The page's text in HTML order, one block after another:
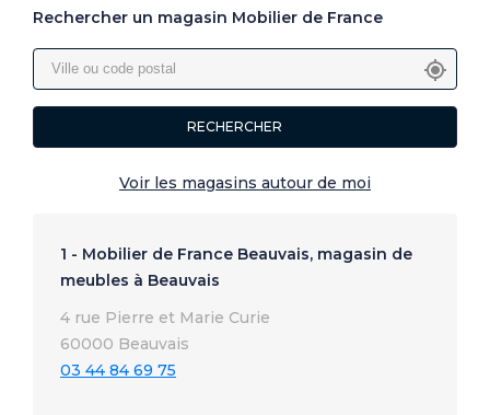
Rechercher un magasin Mobilier de France
RECHERCHER
Voir les magasins autour de moi
1 - Mobilier de France Beauvais, magasin de
meubles à Beauvais
4 rue Pierre et Marie Curie
60000 Beauvais
03 44 84 69 75